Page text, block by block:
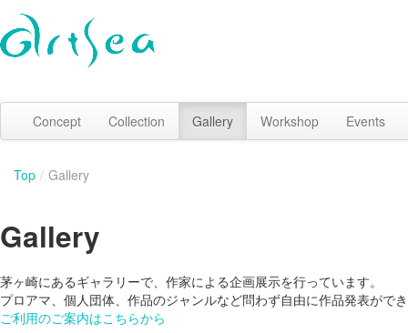
Concept Collection Gallery Workshop Events
Top / Gallery
Gallery
茅ヶ崎にあるギャラリーで、作家による企画展示を行っています。
プロアマ、個人団体、作品のジャンルなど問わず自由に作品発表がで
ご利用のご案内はこちらから